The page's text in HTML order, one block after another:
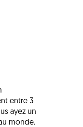
entre 3
ayez un
monde.